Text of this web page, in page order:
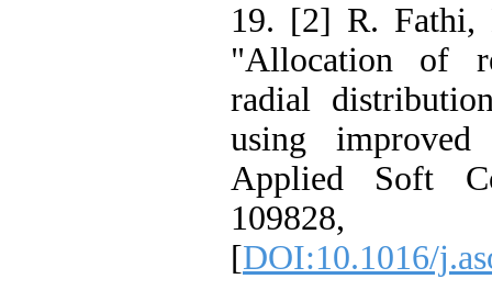
19. [2] R. Fathi,
"Allocation of
radial
using
Applied Soft
[DOI:10.1016/